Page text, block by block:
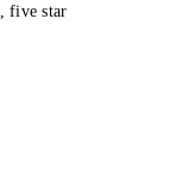
five star